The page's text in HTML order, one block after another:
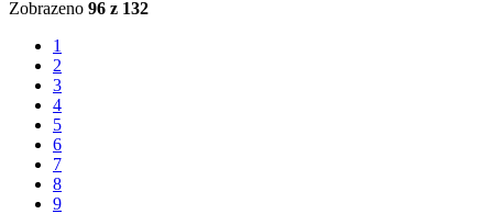
Zobrazeno 96 z 132
1
2
3
4
5
6
7
8
9